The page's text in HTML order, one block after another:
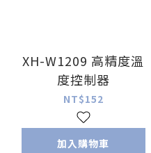
XH-W1209 高精度溫
度控制器
NT$152
加入購物車